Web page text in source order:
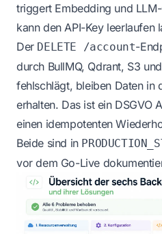
triggert Embedding und
kann den API-Key leerlaufen
Der DELETE /account-
durch BullMQ, Qdrant, S3
fehlschlägt, bleiben Daten in
erhalten. Das ist ein DSGVO
einen idempotenten
Beide sind in
vor dem Go-Live